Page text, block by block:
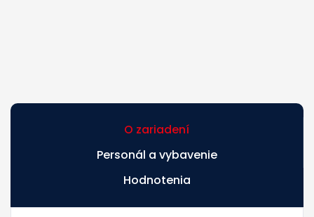
O zariadení
Personál a vybavenie
Hodnotenia